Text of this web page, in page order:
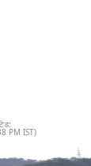
PM IST)